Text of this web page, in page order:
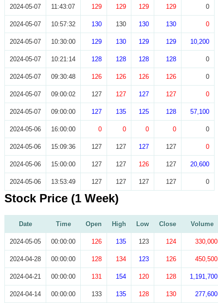
2024-05-07 11:43:07 129 129 129 129 0
2024-05-07 10:57:32 130 130 130 130 0
2024-05-07 10:30:00 129 130 129 129 10,200
2024-05-07 10:21:14 128 128 128 128 0
2024-05-07 09:30:48 126 126 126 126 0
2024-05-07 09:00:02 127 127 127 127 0
2024-05-07 09:00:00 127 135 125 128 57,100
2024-05-06 16:00:00 0 0 0 0 0
2024-05-06 15:09:36 127 127 127 127 0
2024-05-06 15:00:00 127 127 126 127 20,600
2024-05-06 13:53:49 127 127 127 127 0
Stock Price (1 Week)
Date Time Open High Low Close Volume
2024-05-05 00:00:00 126 135 123 124 330,000
2024-04-28 00:00:00 128 134 123 126 450,500
2024-04-21 00:00:00 131 154 120 128 1,191,700
2024-04-14 00:00:00 133 135 128 130 277,600